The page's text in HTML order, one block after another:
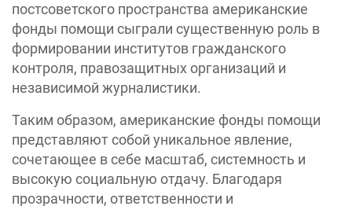
постсоветского пространства американские
фонды помощи сыграли существенную роль в
формировании институтов гражданского
контроля, правозащитных организаций и
независимой журналистики.
Таким образом, американские фонды помощи
представляют собой уникальное явление,
сочетающее в себе масштаб, системность и
высокую социальную отдачу. Благодаря
прозрачности, ответственности и